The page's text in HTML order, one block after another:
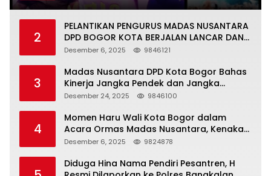
2
PELANTIKAN PENGURUS MADAS NUSANTARA
DPD BOGOR KOTA BERJALAN LANCAR DAN
KHIDMAT
Desember 6, 2025 9846121
3
Madas Nusantara DPD Kota Bogor Bahas
Kinerja Jangka Pendek dan Jangka
Panjang
Desember 24, 2025 9846100
4
Momen Haru Wali Kota Bogor dalam
Acara Ormas Madas Nusantara, Kenakan
Peci Hitam Tinggi sebagai Simbol
Desember 6, 2025 9824878
Diduga Hina Nama Pendiri Pesantren, H